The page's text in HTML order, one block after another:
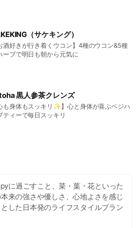
（サケキング）
酒好きが行き着くウコン】4種のウコン&5種
ーブで明日も朝から元気に
黒人参茶クレンズ
も身体もスッキリ✨】心と身体が喜ぶベジハ
ティーで毎日スッキリ
に過ごすこと、菜・葉・花といった
来の強さや優しさ、心地よさを感じ
した日本発のライフスタイルブラン
肌や心、体が喜ぶアイテムをご紹介